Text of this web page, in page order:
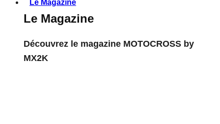
Le Magazine
Le Magazine
Découvrez le magazine MOTOCROSS by
MX2K